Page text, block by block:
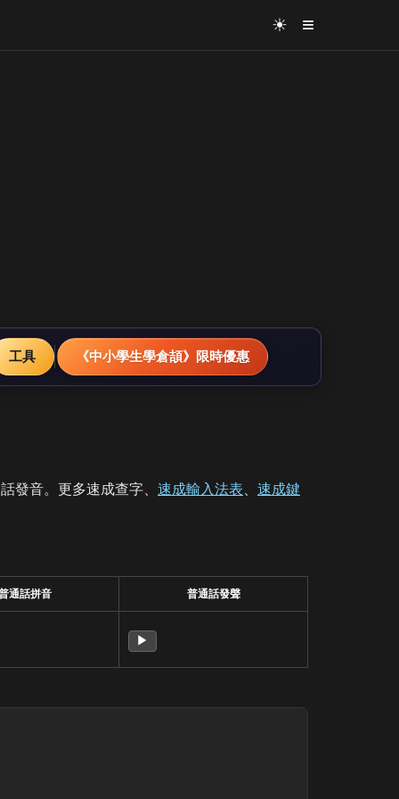
☀ ≡
工具 《中小學生學倉頡》限時優惠
發音。更多速成查字、 速成輸入法表、 速成鍵
通話拼音 普通話發聲
▶